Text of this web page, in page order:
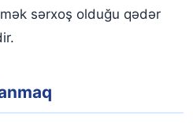
sərxoş olduğu qədər